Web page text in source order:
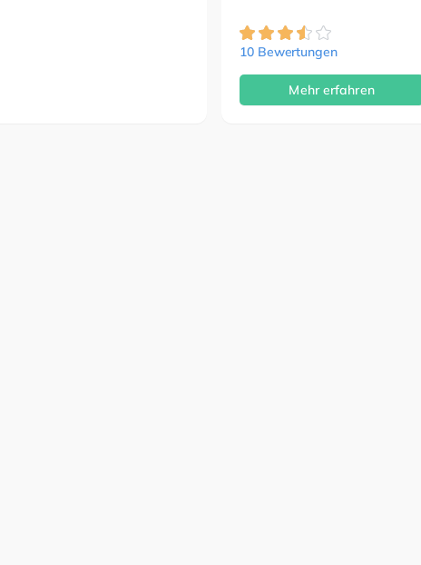
10 Bewertungen
Mehr erfahren